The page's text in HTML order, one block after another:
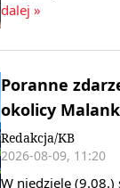
dalej »
Poranne
okolicy
Redakcja/KB
2026-08-09, 11:20
W niedzielę (9.08.)